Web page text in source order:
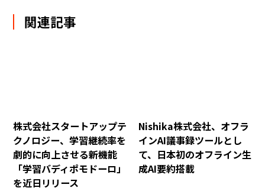
関連記事
株式会社スタートアップテ
クノロジー、学習継続率を
劇的に向上させる新機能
「学習バディポモドーロ」
を近日リリース
Nishika株式会社、オフラ
インAI議事録ツールとし
て、日本初のオフライン生
成AI要約搭載